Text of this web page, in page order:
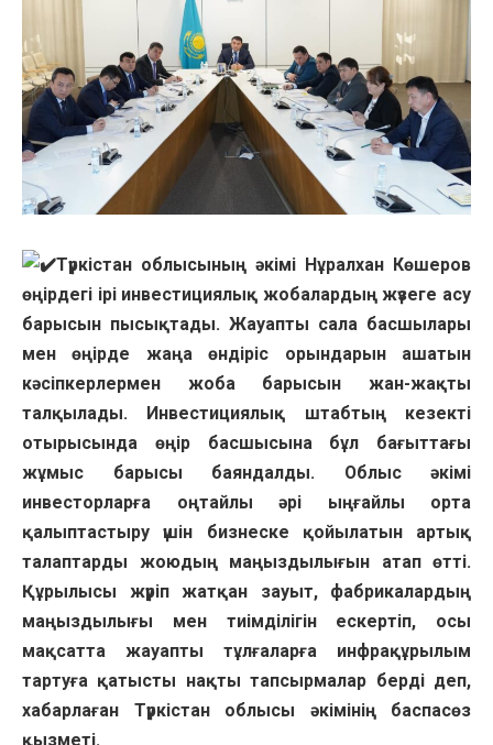
Түркістан облысының әкімі Нұралхан Көшеров
өңірдегі ірі инвестициялық жобалардың жүзеге асу
барысын пысықтады. Жауапты сала басшылары
мен өңірде жаңа өндіріс орындарын ашатын
кәсіпкерлермен жоба барысын жан-жақты
талқылады. Инвестициялық штабтың кезекті
отырысында өңір басшысына бұл бағыттағы
жұмыс барысы баяндалды. Облыс әкімі
инвесторларға оңтайлы әрі ыңғайлы орта
қалыптастыру үшін бизнеске қойылатын артық
талаптарды жоюдың маңыздылығын атап өтті.
Құрылысы жүріп жатқан зауыт, фабрикалардың
маңыздылығы мен тиімділігін ескертіп, осы
мақсатта жауапты тұлғаларға инфрақұрылым
тартуға қатысты нақты тапсырмалар берді деп,
хабарлаған Түркістан облысы әкімінің баспасөз
қызметі.